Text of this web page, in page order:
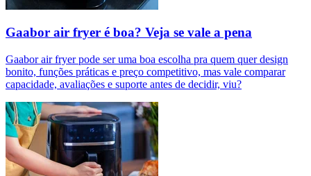
Gaabor air fryer é boa? Veja se vale a pena
Gaabor air fryer pode ser uma boa escolha pra quem quer design
bonito, funções práticas e preço competitivo, mas vale comparar
capacidade, avaliações e suporte antes de decidir, viu?